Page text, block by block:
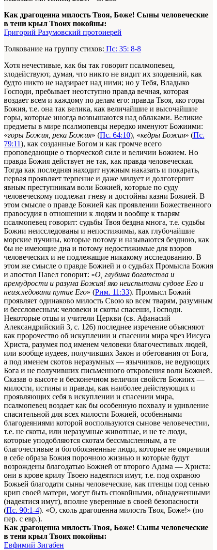
Как драгоценна милость Твоя, Боже! Сыны человеческие
в тени крыл Твоих покойны:
Григорий Разумовский протоиерей
Толкование на группу стихов: Пс: 35: 8-8
Хотя нечестивые, как бы так говорит псалмопевец,
злодействуют, думая, что никто не видит их злодеяний, как
будто никто не надзирает над ними; но у Тебя, Владыко
Господи, пребывает неотступно правда вечная, которая
воздает всем и каждому по делам его: правда Твоя, яко горы
Божия, т.е. она так велика, как величайшие и высочайшие
горы, которые иногда возвышаются над облаками. Великие
предметы в мире псалмопевцы нередко именуют Божиими:
«горы Божия, река Божия» (Пс. 64:10), «кедры Божия» (Пс.
79:11), как созданные Богом и как громче всего
проповедающие о творческой силе и величии Божием. Но
правда Божия действует не так, как правда человеческая.
Тогда как последняя находит нужным наказать и покарать,
первая проявляет терпение и даже милует и долготерпит
явным преступникам воли Божией, которые по суду
человеческому подлежат гневу и достойны казни Божией. В
этом смысле о правде Божией как проявлении Божественного
правосудия в отношении к людям и вообще к тварям
псалмопевец говорит: судьбы Твоя бездна многа, т.е. судьбы
Божии неисследованы и непостижимы, как глубочайшие
морские пучины, которые потому и называются бездною, как
бы не имеющие дна и потому недостижимые для взоров
человеческих и не подлежащие никакому исследованию. В
этом же смысле о правде Божией и о судьбах Промысла Божия
и апостол Павел говорит: «О, глубина богатства и
премудрости и разума Божия! яко неиспытани судове Его и
неизследовани путие Его» (Рим. 11:33). Промысл Божий
проявляет одинаково милость Свою ко всем тварям, разумным
и бессловесным: человеки и скоты спасеши, Господи.
Некоторые отцы и учители Церкви (св. Афанасий
Александрийский 3, с. 126) последнее изречение объясняют
как пророчество об искуплении и спасении мира чрез Иисуса
Христа, разумея под именем человеки благочестивых людей,
или вообще иудеев, получивших Закон и обетования от Бога,
а под именем скотов неразумных — язычников, не ведующих
Бога и не получивших письменного откровения воли Божией.
Сказав о высоте и бесконечном величии свойств Божиих —
милости, истины и правды, как наиболее действующих и
проявляющих себя в искуплении и спасении мира,
псалмопевец воздает как бы особенную похвалу и удивление
спасительной для всех милости Божией, особенными
благодеяниями которой воспользуются сынове человечестии,
т.е. не скоты, или неразумные животные, и не те люди,
которые уподобляются скотам бессмысленным, а те
благочестивые и богобоязненные люди, которые не омрачили
в себе образа Божия порочною жизнью и которые будут
возрождены благодатью Божией от второго Адама — Христа:
они в крове крилу Твоею надеятися имут, т.е. под охраною
Божьей благодати сыны человеческие, как птенцы под сенью
крип своей матери, могут быть спокойными, обнадеженными
(надеятися имут), вполне уверенные в своей безопасности
(Пс. 90:1-4). «О, сколь драгоценна милость Твоя, Боже!» (по
пер. с евр.).
Как драгоценна милость Твоя, Боже! Сыны человеческие
в тени крыл Твоих покойны:
Евфимий Зигабен